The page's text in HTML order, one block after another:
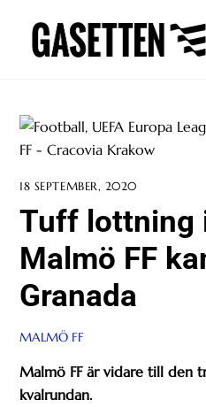
content
18 SEPTEMBER, 2020
Tuff lottning
Malmö FF
Granada
MALMÖ FF
Malmö FF är vidare till den
kvalrundan.